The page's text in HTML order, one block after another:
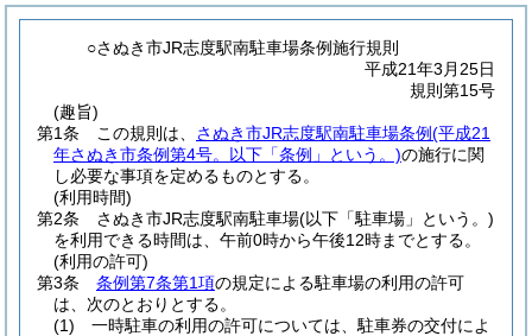
○さぬき市JR志度駅南駐車場条例施行規則
平成21年3月25日
規則第15号
(趣旨)
第1条
この規則は、 さぬき市JR志度駅南駐車場条例(平成21
年さぬき市条例第4号。以下「条例」という。)の施行に関
し必要な事項を定めるものとする。
(利用時間)
第2条
さぬき市JR志度駅南駐車場(以下「駐車場」という。)
を利用できる時間は、午前0時から午後12時までとする。
(利用の許可)
第3条
条例第7条第1項の規定による駐車場の利用の許可
は、次のとおりとする。
(1)
一時駐車の利用の許可については、駐車券の交付によ